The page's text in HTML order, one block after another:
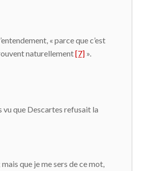
« parce que c’est
naturellement[7] ».
vu que Descartes refusait la
que je me sers de ce mot,